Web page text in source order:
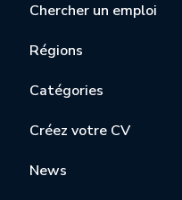
Chercher un emploi
Régions
Catégories
Créez votre CV
News